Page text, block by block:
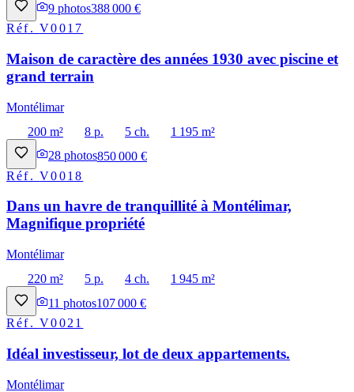
9 photos388 000 €
Réf.V0017
Maison de caractère des années 1930 avec piscine et
grand terrain
Montélimar
200 m²
8 p. 5 ch.
1 195 m²
28 photos850 000 €
Réf.V0018
Dans un havre de tranquillité à Montélimar,
Magnifique propriété
Montélimar
220 m²
5 p. 4 ch.
1 945 m²
11 photos107 000 €
Réf.V0021
Idéal investisseur, lot de deux appartements.
Montélimar